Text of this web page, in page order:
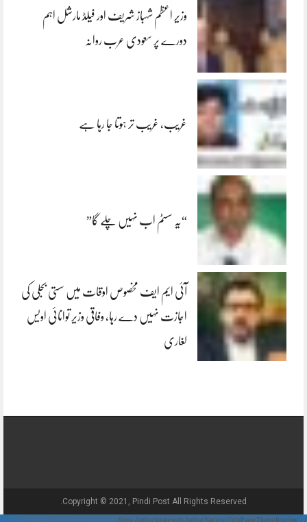
وزیر اعظم شہباز شریف اور فیلڈ مارشل اہم
دورے پر سعودی عرب روانہ
غریب، غریب تر ہوتا جا رہا ہے
“یہ سسٹم اب نہیں چلے گا”
آئی ایم ایف مخصوص اوقات میں سستی بجلی کی
اجازت نہیں دے رہا، وفاقی وزیر توانائی اویس
لغاری
Copyright © 2021, Pindi Post All Rights Reserved.
// Show Author Image with Author Name in UrduPaper Theme function